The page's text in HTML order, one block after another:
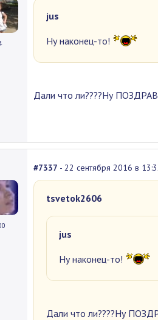
jus
Ну наконец-то!
Дали что ли????Ну
#7337 - 22 сентября 2016 в
tsvetok2606
jus
Ну наконец-то!
Дали что ли????Ну